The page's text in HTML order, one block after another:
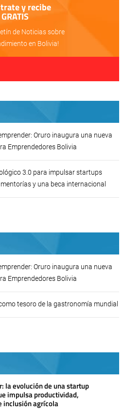
y recibe
GRATIS
de Noticias sobre
en Bolivia!
Oruro inaugura una nueva
Emprendedores Bolivia
3.0 para impulsar startups
y una beca internacional
Oruro inaugura una nueva
Emprendedores Bolivia
tesoro de la gastronomía mundial
la evolución de una startup
impulsa productividad,
inclusión agrícola